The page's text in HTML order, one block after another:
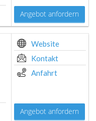
Angebot anfordern
Website
Kontakt
Anfahrt
Angebot anfordern